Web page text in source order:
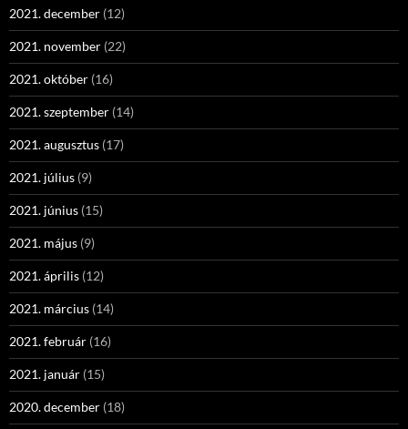
2021. december (12)
2021. november (22)
2021. október (16)
2021. szeptember (14)
2021. augusztus (17)
2021. július (9)
2021. június (15)
2021. május (9)
2021. április (12)
2021. március (14)
2021. február (16)
2021. január (15)
2020. december (18)